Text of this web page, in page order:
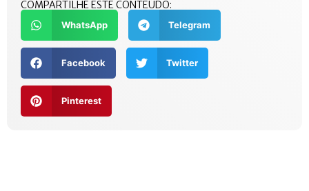
COMPARTILHE ESTE CONTEÚDO:
WhatsApp Telegram
Facebook Twitter
Pinterest